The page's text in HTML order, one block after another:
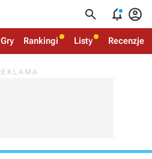
  
Gry Rankingi Listy Recenzje